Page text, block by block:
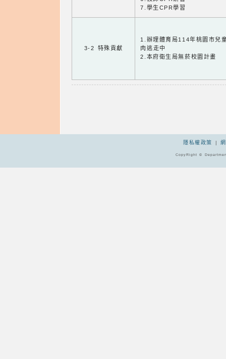
7.學生CPR學習
3-2 特殊貢獻
1.辦理體育局114年桃園市兒
肉逃走中
2.本府衛生局無菸校園計畫
隱私權政策 |
CopyRight ©